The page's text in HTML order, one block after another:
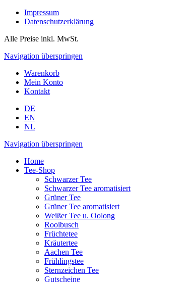
Impressum
Datenschutzerklärung
Alle Preise inkl. MwSt.
Navigation überspringen
Warenkorb
Mein Konto
Kontakt
DE
EN
NL
Navigation überspringen
Home
Tee-Shop
Schwarzer Tee
Schwarzer Tee aromatisiert
Grüner Tee
Grüner Tee aromatisiert
Weißer Tee u. Oolong
Rooibusch
Früchtetee
Kräutertee
Aachen Tee
Frühlingstee
Sternzeichen Tee
Gutscheine